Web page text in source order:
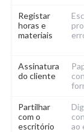
Registar
horas e
materiais
Assinatura
do cliente
Partilhar
com o
escritório
ao